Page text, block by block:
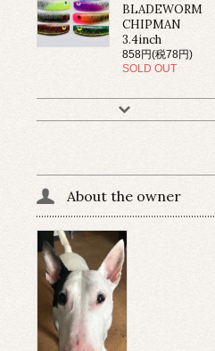
BLADEWORM
CHIPMAN
3.4inch
858円(税78円)
SOLD OUT
About the owner